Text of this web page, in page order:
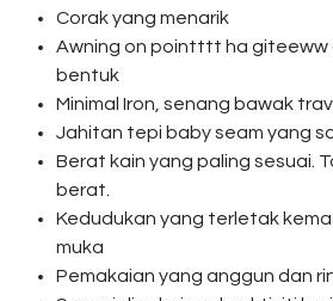
Corak yang menarik
Awning on pointttt ha giteeww
bentuk
Minimal Iron, senang bawak
Jahitan tepi baby seam yang
Berat kain yang paling sesuai.
berat.
Kedudukan yang terletak
muka
Pemakaian yang anggun dan